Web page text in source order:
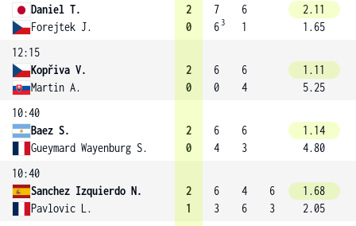
Daniel T.
Forejtek J.
2
0
7
6 3
6
1
2.11
1.65
12:15
Kopřiva V.
Martin A.
2
0
6
0
6
4
1.11
5.25
10:40
Baez S.
Gueymard Wayenburg S.
2
0
6
4
6
3
1.14
4.80
10:40
Sanchez Izquierdo N.
Pavlovic L.
2
1
6
3
4
6
6
3
1.68
2.05